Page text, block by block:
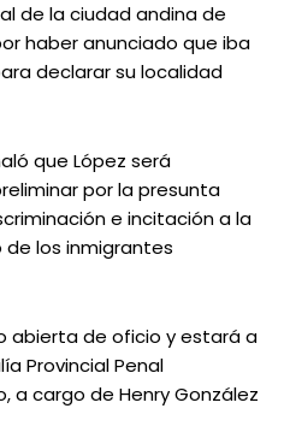
de la ciudad andina de
haber anunciado que iba
declarar su localidad
que López será
por la presunta
e incitación a la
de los inmigrantes
abierta de oficio y estará a
Provincial Penal
a cargo de Henry González